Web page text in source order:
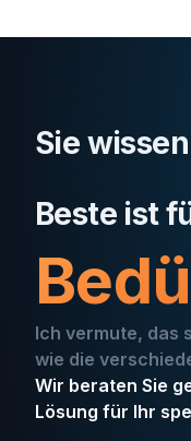
Sie
Beste ist
Ich vermute, das
wie die
Wir beraten Sie
Lösung für Ihr